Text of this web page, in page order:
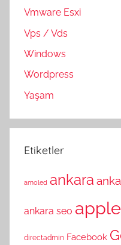
Vmware Esxi
Vps / Vds
Windows
Wordpress
Yaşam
Etiketler
amoled ankara
ankara seo apple
directadmin Facebook